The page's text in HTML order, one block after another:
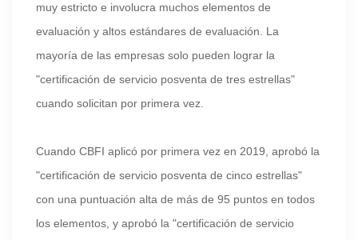
muy estricto e involucra muchos elementos de
evaluación y altos estándares de evaluación. La
mayoría de las empresas solo pueden lograr la
"certificación de servicio posventa de tres estrellas"
cuando solicitan por primera vez.
Cuando CBFI aplicó por primera vez en 2019, aprobó la
"certificación de servicio posventa de cinco estrellas"
con una puntuación alta de más de 95 puntos en todos
los elementos, y aprobó la "certificación de servicio